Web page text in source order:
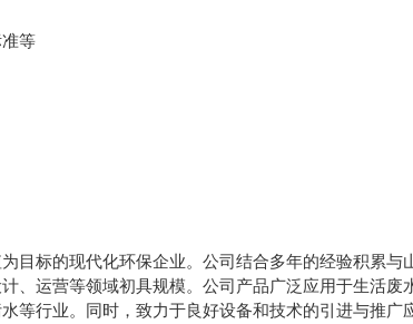
等
目标的现代化环保企业。公司结合多年的经验积累与
、运营等领域初具规模。公司产品广泛应用于生活废
等行业。同时，致力于良好设备和技术的引进与推广